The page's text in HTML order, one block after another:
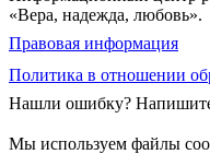
«Вера, надежда, любовь».
Правовая информация
Политика в отношении
Нашли ошибку?
Мы используем файлы